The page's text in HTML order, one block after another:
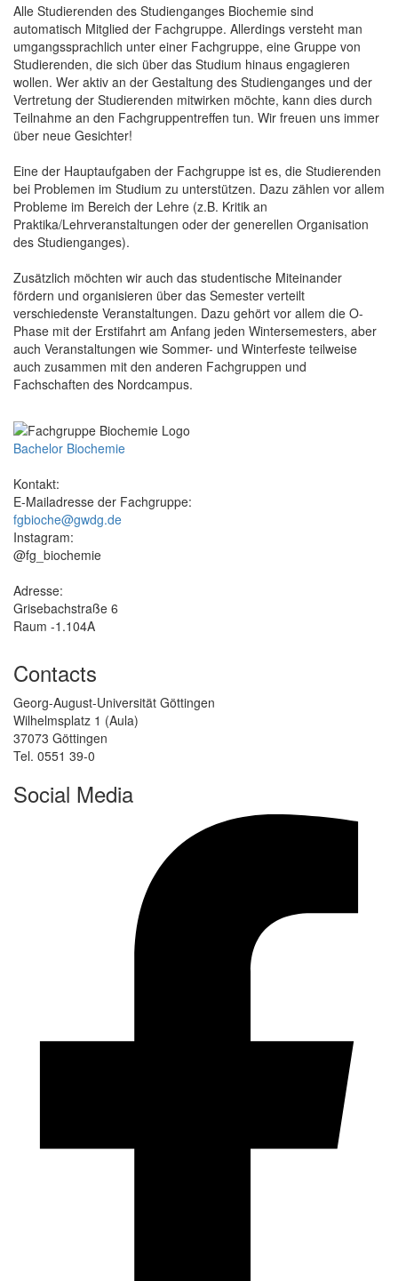
Alle Studierenden des Studienganges Biochemie sind
automatisch Mitglied der Fachgruppe. Allerdings versteht man
umgangssprachlich unter einer Fachgruppe, eine Gruppe von
Studierenden, die sich über das Studium hinaus engagieren
wollen. Wer aktiv an der Gestaltung des Studienganges und der
Vertretung der Studierenden mitwirken möchte, kann dies durch
Teilnahme an den Fachgruppentreffen tun. Wir freuen uns immer
über neue Gesichter!
Eine der Hauptaufgaben der Fachgruppe ist es, die Studierenden
bei Problemen im Studium zu unterstützen. Dazu zählen vor allem
Probleme im Bereich der Lehre (z.B. Kritik an
Praktika/Lehrveranstaltungen oder der generellen Organisation
des Studienganges).
Zusätzlich möchten wir auch das studentische Miteinander
fördern und organisieren über das Semester verteilt
verschiedenste Veranstaltungen. Dazu gehört vor allem die O-
Phase mit der Erstifahrt am Anfang jeden Wintersemesters, aber
auch Veranstaltungen wie Sommer- und Winterfeste teilweise
auch zusammen mit den anderen Fachgruppen und
Fachschaften des Nordcampus.
Bachelor Biochemie
Kontakt:
E-Mailadresse der Fachgruppe:
fgbioche@gwdg.de
Instagram:
@fg_biochemie
Adresse:
Grisebachstraße 6
Raum -1.104A
Contacts
Georg-August-Universität Göttingen
Wilhelmsplatz 1 (Aula)
37073 Göttingen
Tel. 0551 39-0
Social Media